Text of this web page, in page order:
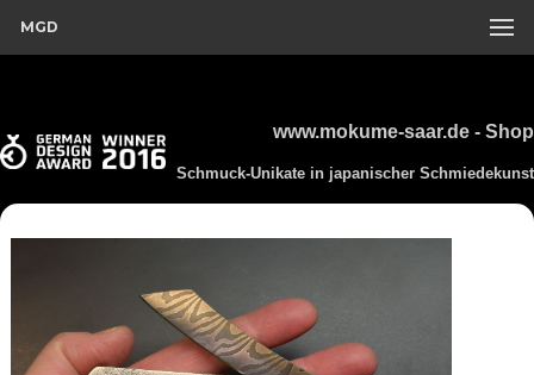
MGD
www.mokume-saar.de - Shop
Schmuck-Unikate in japanischer Schmiedekunst